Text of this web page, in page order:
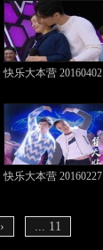
快乐大本营 20160402
快乐大本营 20160227
› ... 11